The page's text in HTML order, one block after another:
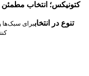
کتونیکس؛ انتخاب
تنوع در انتخاببرای سبک‌ها